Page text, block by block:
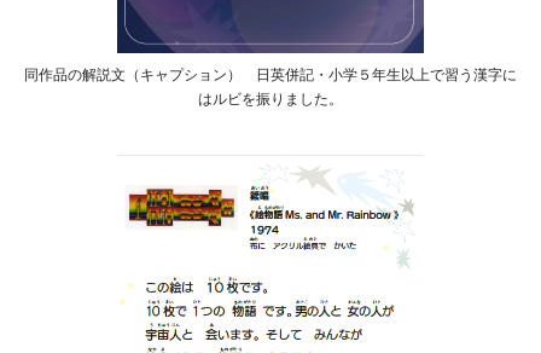
同作品の解説文（キャプション） 日英併記・小学５年生以上で習う漢字に
はルビを振りました。